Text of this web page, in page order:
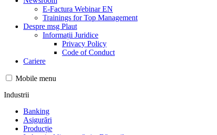
E-Factura Webinar EN
Trainings for Top Management
Despre msg Plaut
Informații Juridice
Privacy Policy
Code of Conduct
Cariere
Mobile menu
Industrii
Banking
Asigurări
Producție